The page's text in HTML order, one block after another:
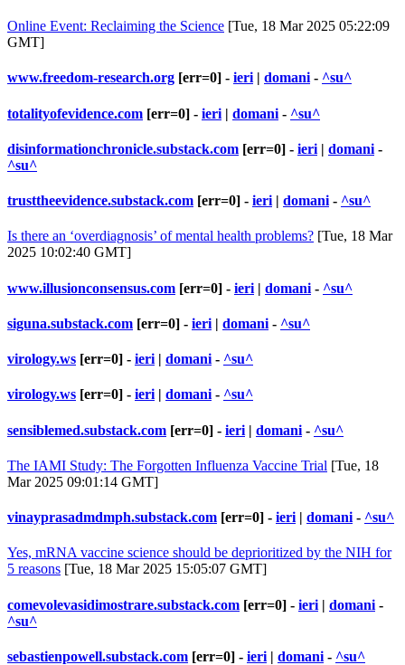
Online Event: Reclaiming the Science [Tue, 18 Mar 2025 05:22:09
GMT]
www.freedom-research.org [err=0] - ieri | domani - ^su^
totalityofevidence.com [err=0] - ieri | domani - ^su^
disinformationchronicle.substack.com [err=0] - ieri | domani -
^su^
trusttheevidence.substack.com [err=0] - ieri | domani - ^su^
Is there an ‘overdiagnosis’ of mental health problems? [Tue, 18 Mar
2025 10:02:40 GMT]
www.illusionconsensus.com [err=0] - ieri | domani - ^su^
siguna.substack.com [err=0] - ieri | domani - ^su^
virology.ws [err=0] - ieri | domani - ^su^
virology.ws [err=0] - ieri | domani - ^su^
sensiblemed.substack.com [err=0] - ieri | domani - ^su^
The IAMI Study: The Forgotten Influenza Vaccine Trial [Tue, 18
Mar 2025 09:01:14 GMT]
vinayprasadmdmph.substack.com [err=0] - ieri | domani - ^su^
Yes, mRNA vaccine science should be deprioritized by the NIH for
5 reasons [Tue, 18 Mar 2025 15:05:07 GMT]
comevolevasidimostrare.substack.com [err=0] - ieri | domani -
^su^
sebastienpowell.substack.com [err=0] - ieri | domani - ^su^